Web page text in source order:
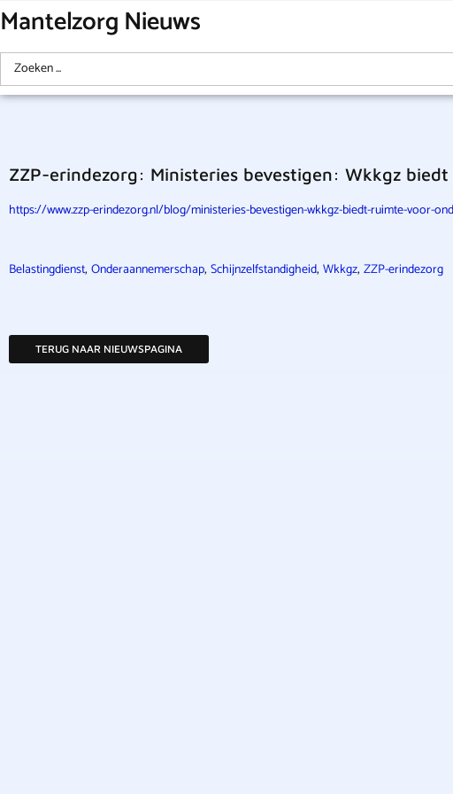
Mantelzorg Nieuws
ZZP-erindezorg: Ministeries bevestigen: Wkkgz
https://www.zzp-erindezorg.nl/blog/ministeries-bevestigen-wkkgz-biedt-ruimte-voor-
Belastingdienst, Onderaannemerschap, Schijnzelfstandigheid, Wkkgz, ZZP-erindezorg
TERUG NAAR NIEUWSPAGINA